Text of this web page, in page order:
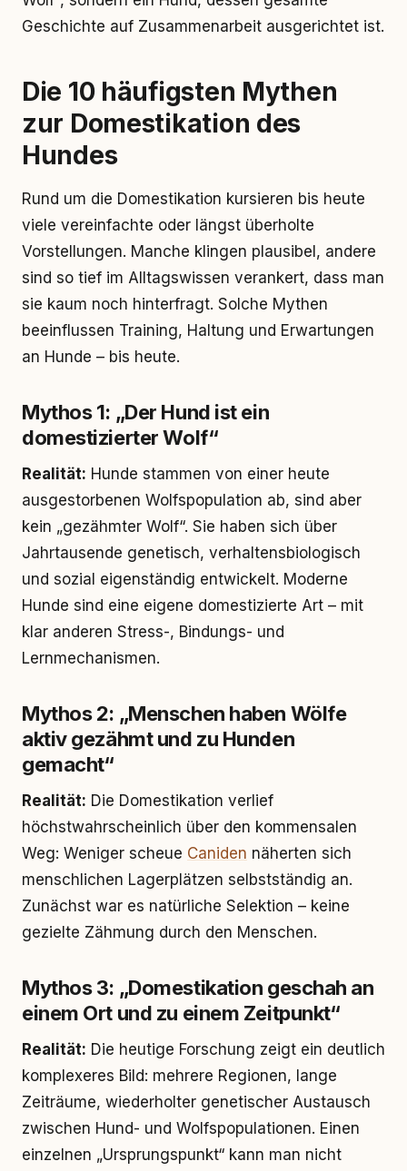
Geschichte auf Zusammenarbeit ausgerichtet ist.
Die 10 häufigsten Mythen
zur Domestikation des
Hundes
Rund um die Domestikation kursieren bis heute
viele vereinfachte oder längst überholte
Vorstellungen. Manche klingen plausibel, andere
sind so tief im Alltagswissen verankert, dass man
sie kaum noch hinterfragt. Solche Mythen
beeinflussen Training, Haltung und Erwartungen
an Hunde – bis heute.
Mythos 1: „Der Hund ist ein
domestizierter Wolf“
Realität: Hunde stammen von einer heute
ausgestorbenen Wolfspopulation ab, sind aber
kein „gezähmter Wolf“. Sie haben sich über
Jahrtausende genetisch, verhaltensbiologisch
und sozial eigenständig entwickelt. Moderne
Hunde sind eine eigene domestizierte Art – mit
klar anderen Stress-, Bindungs- und
Lernmechanismen.
Mythos 2: „Menschen haben Wölfe
aktiv gezähmt und zu Hunden
gemacht“
Realität: Die Domestikation verlief
höchstwahrscheinlich über den kommensalen
Weg: Weniger scheue Caniden näherten sich
menschlichen Lagerplätzen selbstständig an.
Zunächst war es natürliche Selektion – keine
gezielte Zähmung durch den Menschen.
Mythos 3: „Domestikation geschah an
einem Ort und zu einem Zeitpunkt“
Realität: Die heutige Forschung zeigt ein deutlich
komplexeres Bild: mehrere Regionen, lange
Zeiträume, wiederholter genetischer Austausch
zwischen Hund- und Wolfspopulationen. Einen
einzelnen „Ursprungspunkt“ kann man nicht